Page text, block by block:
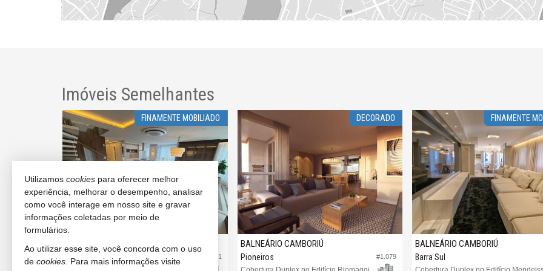
Imóveis Semelhantes
FINAMENTE MOBILIADO
#3.651
BALNEÁRIO CAMBORIÚ
Centro
DECORADO
#1.079
BALNEÁRIO CAMBORIÚ
Pioneiros
FINAMENTE
BALNEÁRIO CAMBORIÚ
Barra Sul
Utilizamos cookies para oferecer melhor
experiência, melhorar o desempenho, analisar
como você interage em nosso site e gravar
informações coletadas por meio de
formulários.
Ao utilizar esse site, você concorda com o uso
de cookies . Para mais informações visite